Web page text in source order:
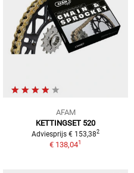
AFAM
KETTINGSET 520
Adviesprijs € 153,382
€ 138,041